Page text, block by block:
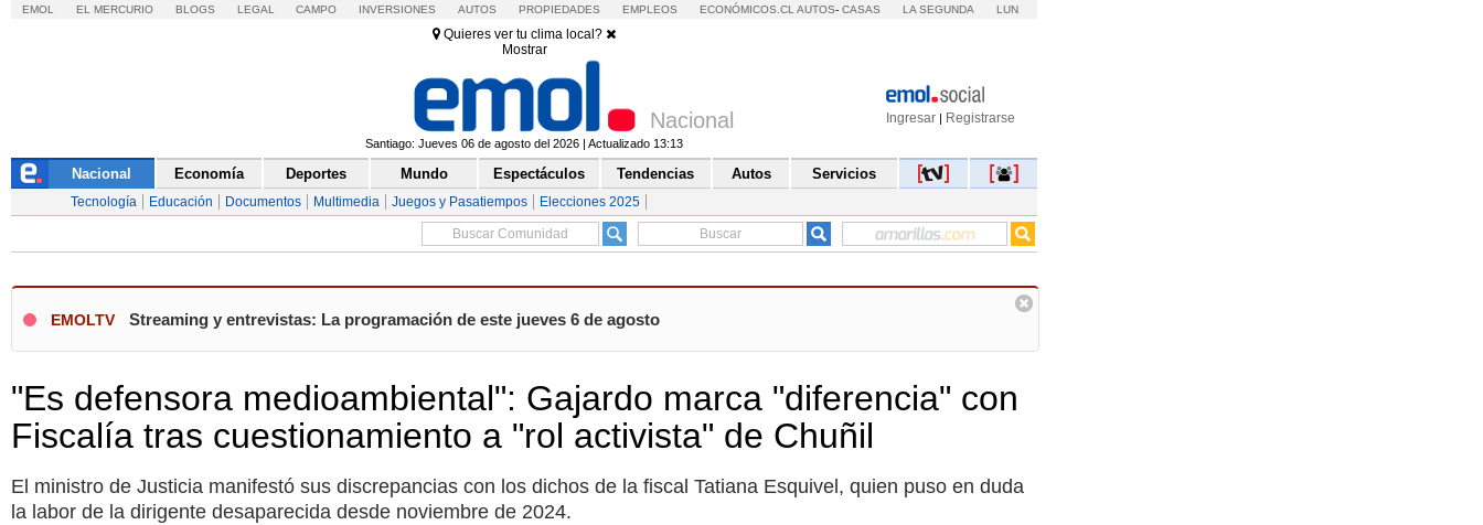
EMOL EL MERCURIO BLOGS LEGAL CAMPO INVERSIONES AUTOS PROPIEDADES EMPLEOS ECONÓMICOS.CL AUTOS- CASAS LA SEGUNDA LUN
Quieres ver tu clima local?
Mostrar
Ingresar | Registrarse
Nacional
Santiago: Jueves 06 de agosto del 2026 | Actualizado 13:13
Nacional Economía Deportes Mundo Espectáculos Tendencias Autos Servicios
Tecnología Educación Documentos Multimedia Juegos y Pasatiempos Elecciones 2025
EMOLTV Streaming y entrevistas: La programación de este jueves 6 de agosto
"Es defensora medioambiental": Gajardo marca "diferencia" con
Fiscalía tras cuestionamiento a "rol activista" de Chuñil
El ministro de Justicia manifestó sus discrepancias con los dichos de la fiscal Tatiana Esquivel, quien puso en duda
la labor de la dirigente desaparecida desde noviembre de 2024.